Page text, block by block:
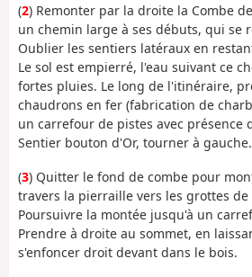
(2) Remonter par la droite la Combe
un chemin large à ses débuts, qui se
Oublier les sentiers latéraux en
Le sol est empierré, l'eau suivant ce
fortes pluies. Le long de l'itinéraire,
chaudrons en fer (fabrication de
un carrefour de pistes avec présence
Sentier bouton d'Or, tourner à gauche.
(3) Quitter le fond de combe pour
travers la pierraille vers les grottes de
Poursuivre la montée jusqu'à un
Prendre à droite au sommet, en
s'enfoncer droit devant dans le bois.